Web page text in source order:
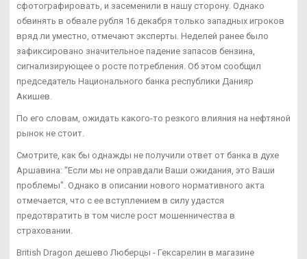
сфотографировать, и засеменили в нашу сторону. Однако
обвинять в обвале рубля 16 декабря только западных игроков
вряд ли уместно, отмечают эксперты. Неделей ранее было
зафиксировано значительное падение запасов бензина,
сигнализирующее о росте потребления. Об этом сообщил
председатель Национального банка республики Данияр
Акишев.
По его словам, ожидать какого-то резкого влияния на нефтяной
рынок не стоит.
Смотрите, как бы однажды не получили ответ от банка в духе
Аршавина: "Если мы не оправдали Ваши ожидания, это Ваши
проблемы". Однако в описании нового нормативного акта
отмечается, что с ее вступлением в силу удастся
предотвратить в том числе рост мошенничества в
страховании.
British Dragon дешево Люберцы - Гексарелин в магазине